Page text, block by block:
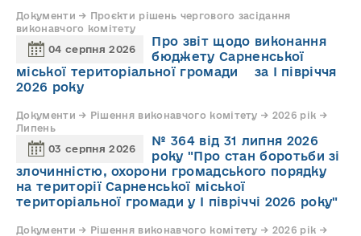
Документи → Проєкти рішень чергового засідання
виконавчого комітету
04 серпня 2026
Про звіт щодо виконання
бюджету Сарненської
міської територіальної громади за І півріччя
2026 року
Документи → Рішення виконавчого комітету → 2026 рік →
Липень
03 серпня 2026
№ 364 від 31 липня 2026
року "Про стан боротьби зі
злочинністю, охорони громадського порядку
на території Сарненської міської
територіальної громади у І півріччі 2026 року"
Документи → Рішення виконавчого комітету → 2026 рік →